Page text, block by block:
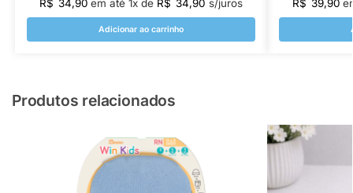
R$ 34,90 em até 1x de R$ 34,90 s/juros
Adicionar ao carrinho
R$ 39,90
Produtos relacionados